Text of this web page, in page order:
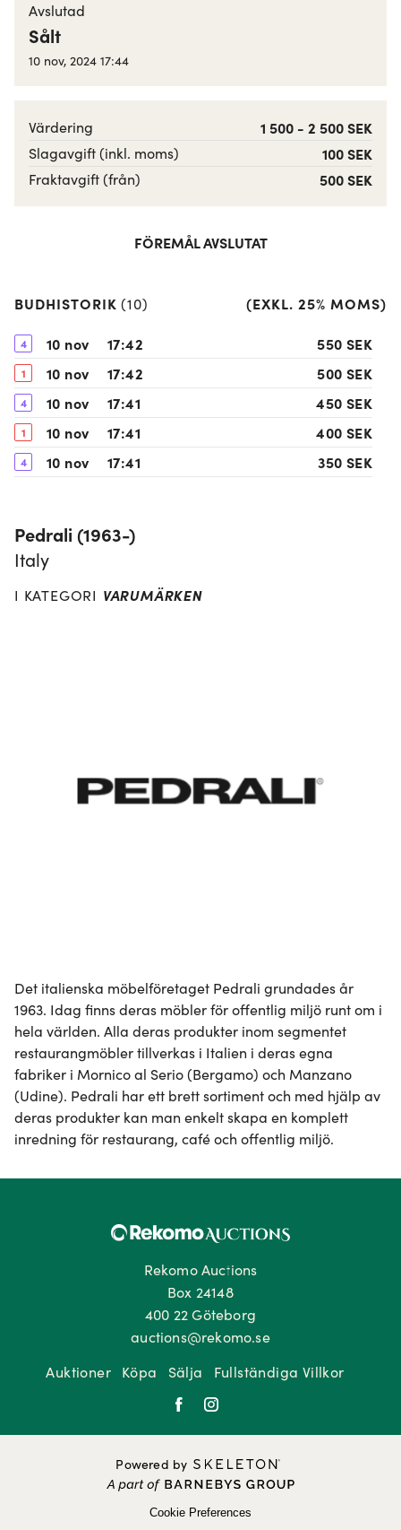
Avslutad
Sålt
10 nov, 2024 17:44
Värdering 1 500 - 2 500 SEK
Slagavgift (inkl. moms) 100 SEK
Fraktavgift (från) 500 SEK
FÖREMÅL AVSLUTAT
BUDHISTORIK (10) (EXKL. 25% MOMS)
4 10 nov 17:42 550 SEK
1 10 nov 17:42 500 SEK
4 10 nov 17:41 450 SEK
1 10 nov 17:41 400 SEK
4 10 nov 17:41 350 SEK
08 nov 14:15
Pedrali (1963-)
Italy
I KATEGORI VARUMÄRKEN
Det italienska möbelföretaget Pedrali grundades år
1963. Idag finns deras möbler för offentlig miljö runt om i
hela världen. Alla deras produkter inom segmentet
restaurangmöbler tillverkas i Italien i deras egna
fabriker i Mornico al Serio (Bergamo) och Manzano
(Udine). Pedrali har ett brett sortiment och med hjälp av
deras produkter kan man enkelt skapa en komplett
inredning för restaurang, café och offentlig miljö.
Rekomo Auctions
Box 24148
400 22 Göteborg
auctions@rekomo.se
Auktioner
Köpa Sälja Fullständiga Villkor
Powered by
Cookie Preferences